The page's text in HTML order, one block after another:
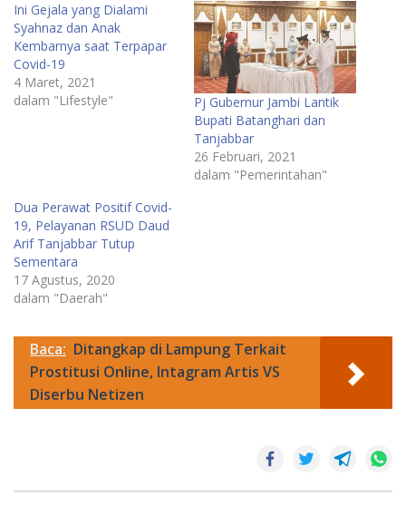
Ini Gejala yang Dialami
Syahnaz dan Anak
Kembarnya saat Terpapar
Covid-19
4 Maret, 2021
dalam "Lifestyle"
Pj Gubernur Jambi Lantik
Bupati Batanghari dan
Tanjabbar
26 Februari, 2021
dalam "Pemerintahan"
Dua Perawat Positif Covid-
19, Pelayanan RSUD Daud
Arif Tanjabbar Tutup
Sementara
17 Agustus, 2020
dalam "Daerah"
Baca: Ditangkap di Lampung Terkait
Prostitusi Online, Intagram Artis VS
Diserbu Netizen